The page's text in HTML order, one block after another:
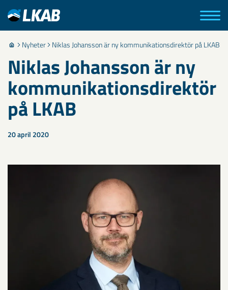
Nyheter Niklas Johansson är ny kommunikationsdirektör på LKAB
Niklas Johansson är ny
kommunikationsdirektör
på LKAB
20 april 2020